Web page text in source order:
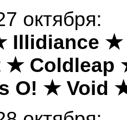
октября:
Illidiance ★
★
O! ★ Void